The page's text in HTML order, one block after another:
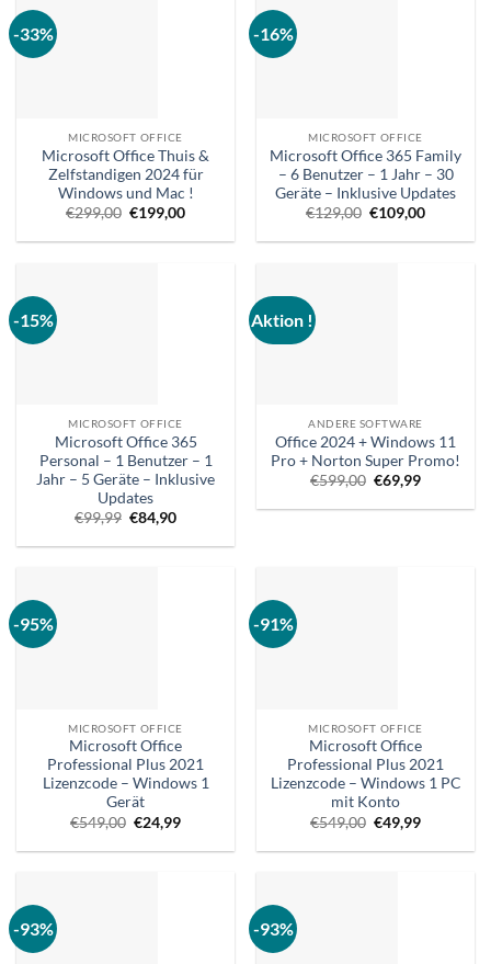
-33%
MICROSOFT OFFICE
Microsoft Office Thuis &
Zelfstandigen 2024 für
Windows und Mac !
€299,00 Ursprünglicher
war:
€199,00Aktueller
ist:
-16%
MICROSOFT OFFICE
Microsoft Office 365 Family
– 6 Benutzer – 1 Jahr – 30
Geräte – Inklusive Updates
€129,00 Ursprünglicher
war:
€109,00Aktueller
ist:
-15%
MICROSOFT OFFICE
Microsoft Office 365
Personal – 1 Benutzer – 1
Jahr – 5 Geräte – Inklusive
Updates
€99,99 Ursprünglicher
Preis
war:
€84,90Aktueller
ist:
Aktion !
ANDERE SOFTWARE
Office 2024 + Windows 11
Pro + Norton Super Promo!
€599,00 Ursprünglicher
Preis
war:
€69,99Aktueller
ist:
-95%
MICROSOFT OFFICE
Microsoft Office
Professional Plus 2021
Lizenzcode – Windows 1
Gerät
€549,00 Ursprünglicher
Preis
war:
€24,99Aktueller
ist:
-91%
MICROSOFT OFFICE
Microsoft Office
Professional Plus 2021
Lizenzcode – Windows 1 PC
mit Konto
€549,00 Ursprünglicher
Preis
war:
€49,99Aktueller
ist:
-93% -93%